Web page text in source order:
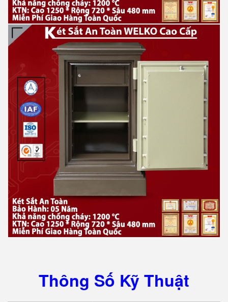
Thông Số Kỹ Thuật